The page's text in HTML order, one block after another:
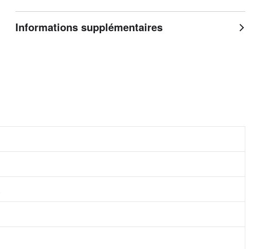
Informations supplémentaires